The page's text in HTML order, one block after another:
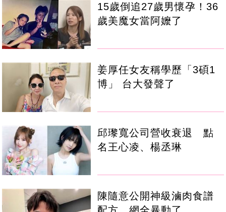
15歲倒追27歲男懷孕！36
歲美魔女當阿嬤了
姜厚任女友稱學歷「3碩1
博」 台大發聲了
邱瓈寬公司營收衰退 點
名王心凌、楊丞琳
陳隨意公開神級滷肉食譜